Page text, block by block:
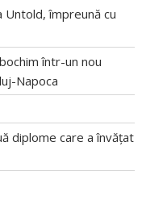
împreună cu
într-un nou
Napoca
diplome care a învățat